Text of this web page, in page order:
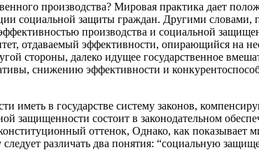
производства? Мировая практика дает
социальной защиты граждан. Другими
произ­водства и социальной
отдаваемый эф­фективности, опирающийся на
стороны, далеко идущее государственное
снижению эффективности и
иметь в государстве систему законов,
защищенности состоит в законодательном
оттенок, Однако, как показывает
различать два понятия: “социальную